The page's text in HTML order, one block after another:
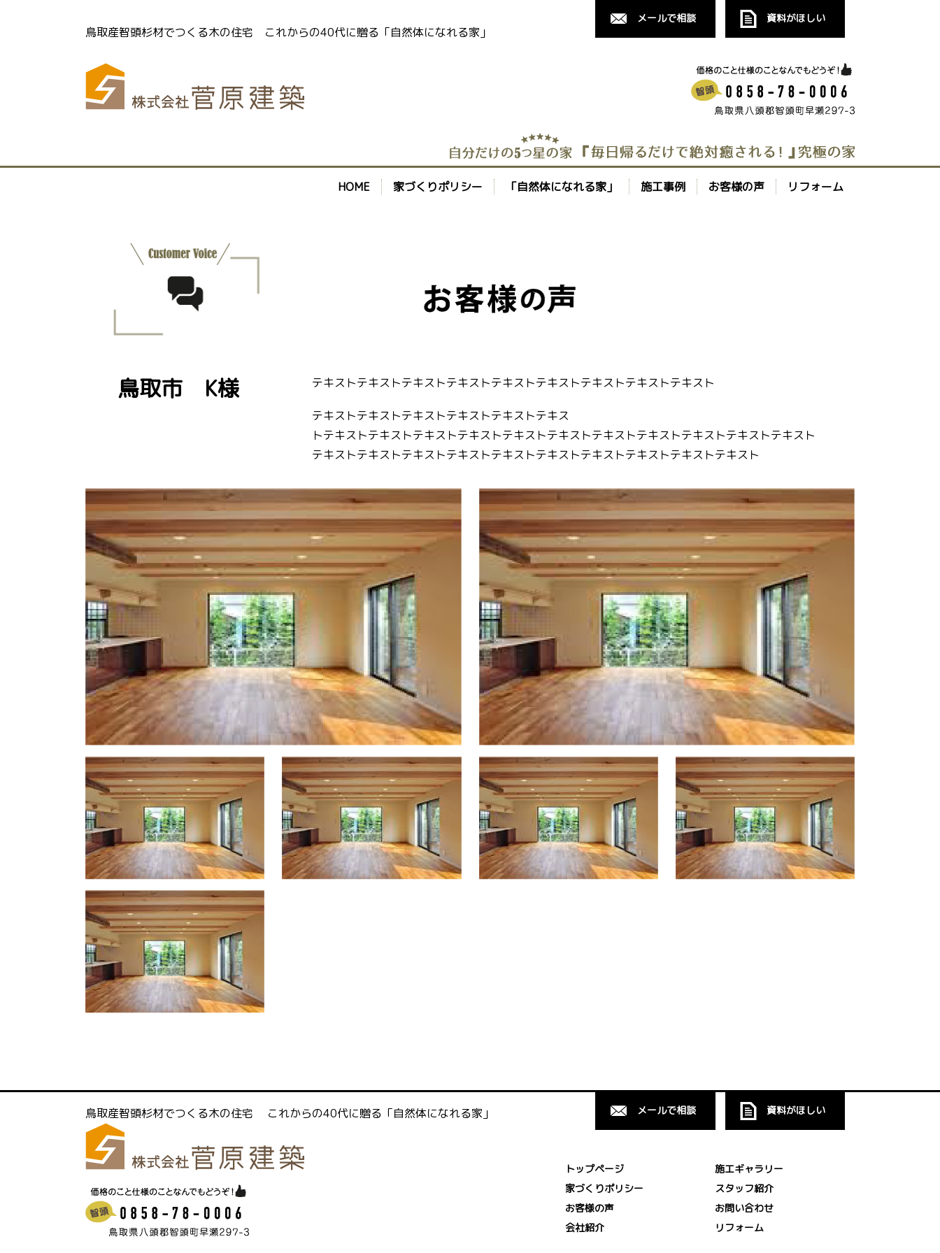
鳥取産智頭杉材でつくる木の住宅 これからの40代に贈る「自然体になれる家」
メールで相談 資料がほしい
HOME 家づくりポリシー 「自然体になれる家」 施工事例 お客様の声 リフォーム
鳥取市 K様 テキストテキストテキストテキストテキストテキストテキストテキストテキスト
テキストテキストテキストテキストテキストテキス
トテキストテキストテキストテキストテキストテキストテキストテキストテキストテキストテキスト
テキストテキストテキストテキストテキストテキストテキストテキストテキストテキスト
鳥取産智頭杉材でつくる木の住宅 これからの40代に贈る「自然体になれる家」 メールで相談 資料がほしい
トップページ
施工ギャラリー
家づくりポリシー
スタッフ紹介
お客様の声
お問い合わせ
会社紹介
リフォーム